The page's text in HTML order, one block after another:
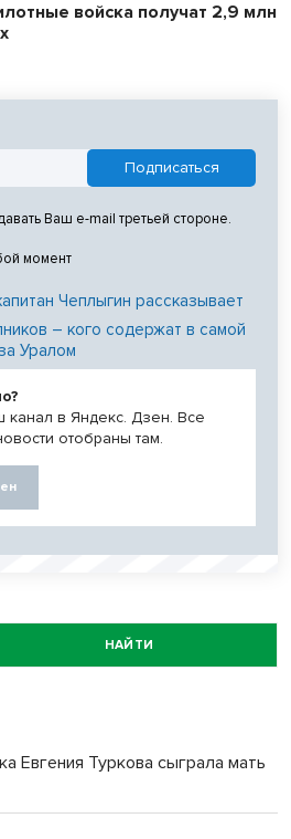
войска получат 2,9 млн
Ваш e-mail третьей стороне.
момент
Чеплыгин рассказывает
– кого содержат в самой
Уралом
в Яндекс. Дзен. Все
отобраны там.
НАЙТИ
Евгения Туркова сыграла мать